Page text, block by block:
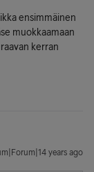
ensimmäinen
muokkaamaan
kerran
years ago